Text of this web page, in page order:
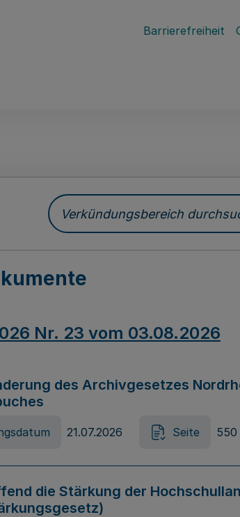
Barrierefreiheit
Verkündungsbereich durchsuchen
Nr. 23 vom 03.08.2026
des Archivgesetzes
21.07.2026 Seite 550
die Stärkung der